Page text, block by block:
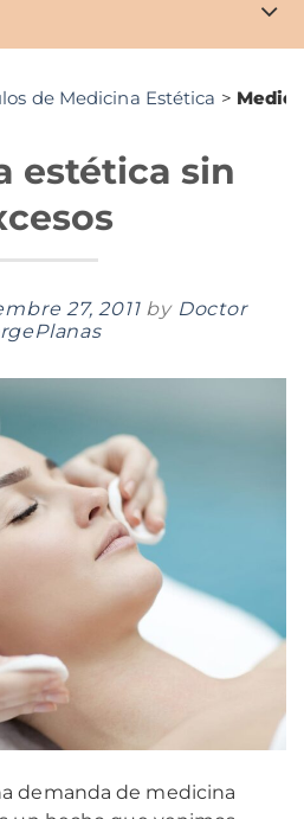
de Medicina Estética >
estética sin
27, 2011 by Doctor
demanda de medicina